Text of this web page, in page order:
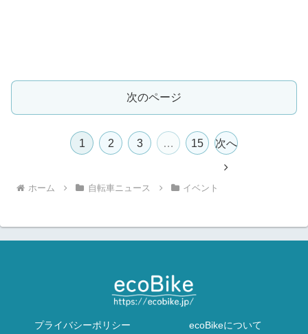
次のページ
1 2 3 … 15 次へ
ホーム 自転車ニュース イベント
プライバシーポリシー ecoBikeについて